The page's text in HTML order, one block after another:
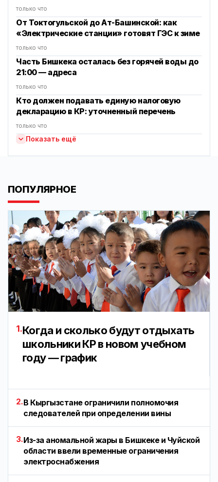
только что
От Токтогульской до Ат-Башинской: как
«Электрические станции» готовят ГЭС к зиме
только что
Часть Бишкека осталась без горячей воды до
21:00 — адреса
только что
Кто должен подавать единую налоговую
декларацию в КР: уточненный перечень
только что
Показать ещё
ПОПУЛЯРНОЕ
1.Когда и сколько будут отдыхать
школьники КР в новом учебном
году — график
2.В Кыргызстане ограничили полномочия
следователей при определении вины
3.Из-за аномальной жары в Бишкеке и Чуйской
области ввели временные ограничения
электроснабжения